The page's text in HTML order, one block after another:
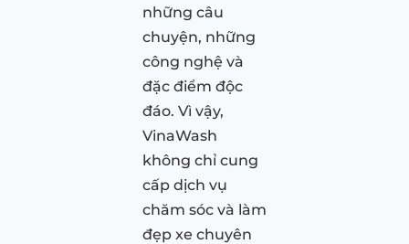
những câu
chuyện, những
công nghệ và
đặc điểm độc
đáo. Vì vậy,
VinaWash
không chỉ cung
cấp dịch vụ
chăm sóc và làm
đẹp xe chuyên